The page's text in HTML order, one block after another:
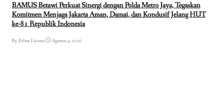
BAMUS Betawi Perkuat Sinergi dengan Polda Metro Jaya, Tegaskan
Komitmen Menjaga Jakarta Aman, Damai, dan Kondusif Jelang HUT
ke-81 Republik Indonesia
By Zeline Liyana• Agustus 4, 2026